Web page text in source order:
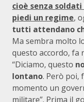
cioè senza
piedi un regime,
tutti attendano
Ma sembra molto
questo accordo, fa
“Diciamo, questo
lontano. Però poi,
momento un
militare”. Prima il